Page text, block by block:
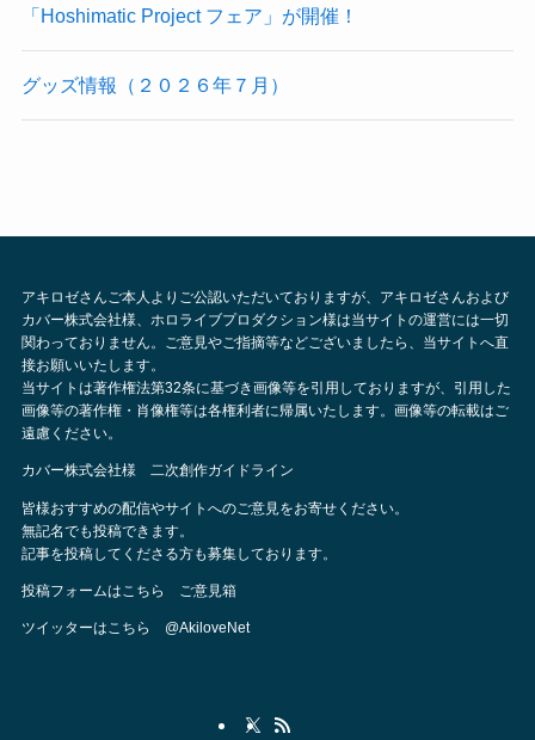
「Hoshimatic Project フェア」が開催！
グッズ情報（２０２６年７月）
アキロゼさんご本人よりご公認いただいておりますが、アキロゼさんおよび
カバー株式会社様、ホロライブプロダクション様は当サイトの運営には一切
関わっておりません。ご意見やご指摘等などございましたら、当サイトへ直
接お願いいたします。
当サイトは著作権法第32条に基づき画像等を引用しておりますが、引用した
画像等の著作権・肖像権等は各権利者に帰属いたします。画像等の転載はご
遠慮ください。
カバー株式会社様 二次創作ガイドライン
皆様おすすめの配信やサイトへのご意見をお寄せください。
無記名でも投稿できます。
記事を投稿してくださる方も募集しております。
投稿フォームはこちら ご意見箱
ツイッターはこちら @AkiloveNet